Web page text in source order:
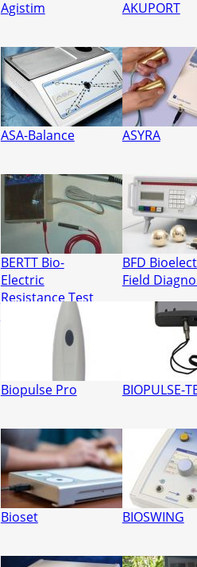
Agistim AKUPORT
ASA-Balance ASYRA
BERTT Bio-
Electric
Resistance Test
and Treat
BFD
Field
Biopulse Pro BIOPULSE-
Bioset BIOSWING